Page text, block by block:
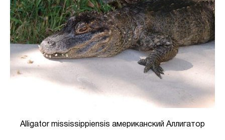
Alligator mississippiensis американский Аллигатор